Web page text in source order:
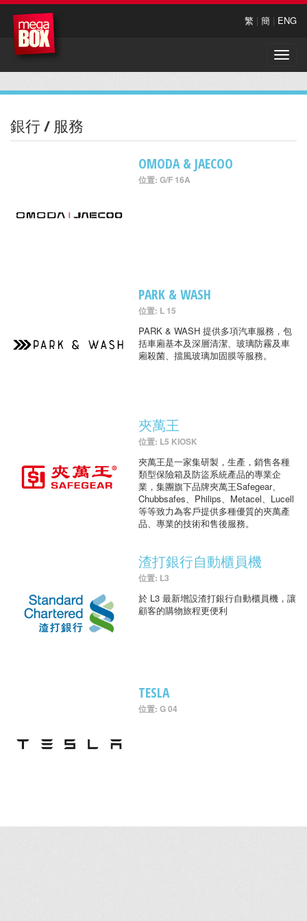
繁 | 簡 | ENG
Toggle
銀行 / 服務
OMODA & JAECOO
位置: G/F 16A
PARK & WASH
位置: L 15
PARK & WASH 提供多項汽車服務，包
括車廂基本及深層清潔、玻璃防霧及車
廂殺菌、擋風玻璃加固膜等服務。
夾萬王
位置: L5 KIOSK
夾萬王是一家集研製，生產，銷售各種
類型保險箱及防盜系統產品的專業企
業，集團旗下品牌夾萬王Safegear、
Chubbsafes、Philips、Metacel、Lucell
等等致力為客戶提供多種優質的夾萬產
品、專業的技術和售後服務。
渣打銀行自動櫃員機
位置: L3
於 L3 最新增設渣打銀行自動櫃員機，讓
顧客的購物旅程更便利
TESLA
位置: G 04